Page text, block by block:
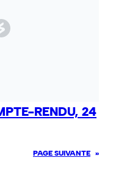
RENDU, 24
PAGE SUIVANTE »